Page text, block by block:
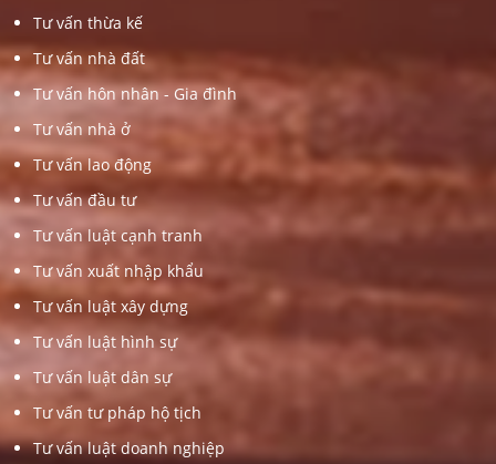
Tư vấn thừa kế
Tư vấn nhà đất
Tư vấn hôn nhân - Gia đình
Tư vấn nhà ở
Tư vấn lao động
Tư vấn đầu tư
Tư vấn luật cạnh tranh
Tư vấn xuất nhập khẩu
Tư vấn luật xây dựng
Tư vấn luật hình sự
Tư vấn luật dân sự
Tư vấn tư pháp hộ tịch
Tư vấn luật doanh nghiệp